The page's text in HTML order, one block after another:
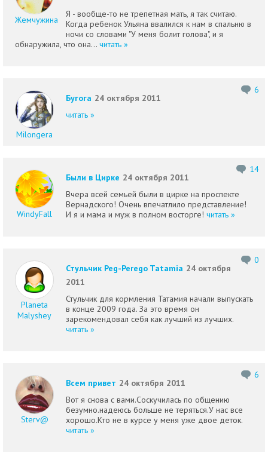
Жемчужина
Я - вообще-то не трепетная мать, я так считаю.
Когда ребенок Ульяна ввалился к нам в спальню в
ночи со словами "У меня болит голова", и я
обнаружила, что она... читать »
6
Milongera
Бугога 24 октября 2011
читать »
14
WindyFall
Были в Цирке 24 октября 2011
Вчера всей семьей были в цирке на проспекте
Вернадского! Очень впечатлило представление!
И я и мама и муж в полном восторге! читать »
0
Planeta
Malyshey
Стульчик Peg-Perego Tatamia 24 октября
2011
Стульчик для кормления Татамия начали выпускать
в конце 2009 года. За это время он
зарекомендовал себя как лучший из лучших.
читать »
6
Sterv@
Всем привет 24 октября 2011
Вот я снова с вами.Соскучилась по общению
безумно.надеюсь больше не теряться.У нас все
хорошо.Кто не в курсе у меня уже двое деток.
читать »